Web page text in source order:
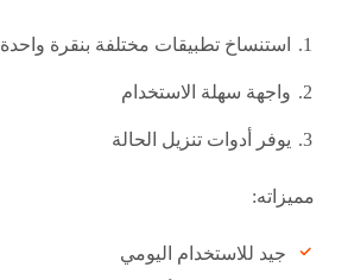
استنساخ تطبيقات مختلفة بنقرة واحدة
واجهة سهلة الاستخدام
يوفر أدوات تنزيل الحالة
مميزاته:
جيد للاستخدام اليومي